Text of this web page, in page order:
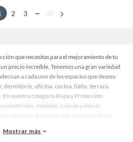
2 3 45
que necesitas para el mejoramiento de tu
precio increíble. Tenemos una gran variedad
a cada uno de los espacios que desees
dormitorio, oficina, cocina, baño, terraza,
En nuestra categoría Ropa y Protección
materiales, medidas, colores y demás
Recuerda que solo en Sodimac
garantía.
Mostrar más